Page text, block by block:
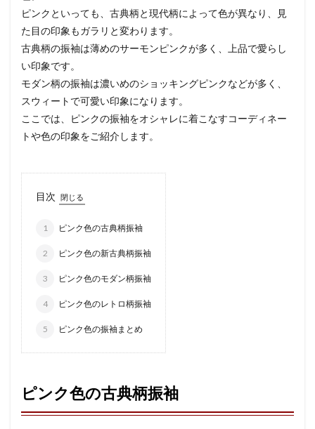
ピンクといっても、古典柄と現代柄によって色が異なり、見
た目の印象もガラリと変わります。
古典柄の振袖は薄めのサーモンピンクが多く、上品で愛らし
い印象です。
モダン柄の振袖は濃いめのショッキングピンクなどが多く、
スウィートで可愛い印象になります。
ここでは、ピンクの振袖をオシャレに着こなすコーディネー
トや色の印象をご紹介します。
目次
1 ピンク色の古典柄振袖
2 ピンク色の新古典柄振袖
3 ピンク色のモダン柄振袖
4 ピンク色のレトロ柄振袖
5 ピンク色の振袖まとめ
ピンク色の古典柄振袖